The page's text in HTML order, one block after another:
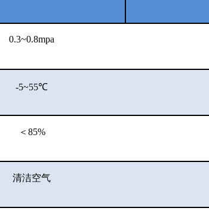
0.3~0.8mpa
-5~55℃
＜ 85%
清洁空气